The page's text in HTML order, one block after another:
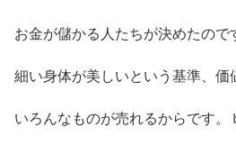
お金が儲かる人たちが決めたので
細い身体が美しいという基準、価
いろんなものが売れるからです。